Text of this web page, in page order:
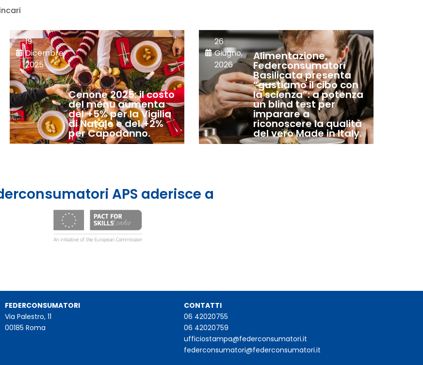
19
Dicembre,
2025
Cenone 2025: il costo
del menu aumenta
del +5% per la Vigilia
di Natale e del +2%
per Capodanno.
26
Giugno,
2026
Alimentazione,
Federconsumatori
Basilicata presenta
“gustiamo il cibo con
la scienza”: a potenza
un blind test per
imparare a
riconoscere la qualità
del vero Made in Italy.
APS aderisce a
FEDERCONSUMATORI
Via Palestro, 11
00185 Roma
CONTATTI
06 42020755
06 42020759
ufficiostampa@federconsumatori.it
federconsumatori@federconsumatori.it